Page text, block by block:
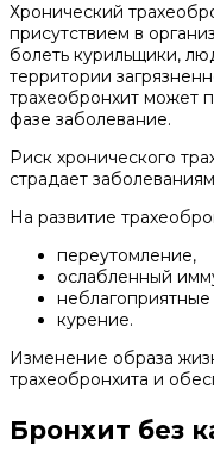
Хронический
присутствием в
болеть курильщики,
территории
трахеобронхит может
фазе заболевание.
Риск хронического
страдает
На развитие
переутомление,
ослабленный
курение.
Изменение образа
трахеобронхита и
Бронхит без